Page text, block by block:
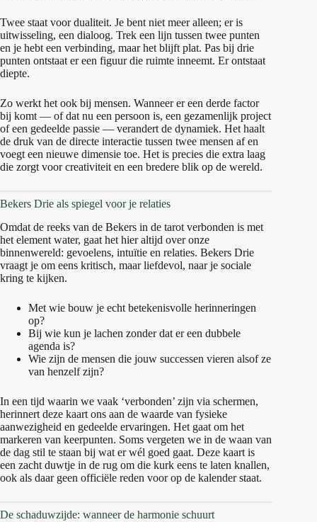
Twee staat voor dualiteit. Je bent niet meer alleen; er is
uitwisseling, een dialoog. Trek een lijn tussen twee punten
en je hebt een verbinding, maar het blijft plat. Pas bij drie
punten ontstaat er een figuur die ruimte inneemt. Er ontstaat
diepte.
Zo werkt het ook bij mensen. Wanneer er een derde factor
bij komt — of dat nu een persoon is, een gezamenlijk project
of een gedeelde passie — verandert de dynamiek. Het haalt
de druk van de directe interactie tussen twee mensen af en
voegt een nieuwe dimensie toe. Het is precies die extra laag
die zorgt voor creativiteit en een bredere blik op de wereld.
Bekers Drie als spiegel voor je relaties
Omdat de reeks van de Bekers in de tarot verbonden is met
het element water, gaat het hier altijd over onze
binnenwereld: gevoelens, intuïtie en relaties. Bekers Drie
vraagt je om eens kritisch, maar liefdevol, naar je sociale
kring te kijken.
Met wie bouw je echt betekenisvolle herinneringen
op?
Bij wie kun je lachen zonder dat er een dubbele
agenda is?
Wie zijn de mensen die jouw successen vieren alsof ze
van henzelf zijn?
In een tijd waarin we vaak ‘verbonden’ zijn via schermen,
herinnert deze kaart ons aan de waarde van fysieke
aanwezigheid en gedeelde ervaringen. Het gaat om het
markeren van keerpunten. Soms vergeten we in de waan van
de dag stil te staan bij wat er wél goed gaat. Deze kaart is
een zacht duwtje in de rug om die kurk eens te laten knallen,
ook als daar geen officiële reden voor op de kalender staat.
De schaduwzijde: wanneer de harmonie schuurt